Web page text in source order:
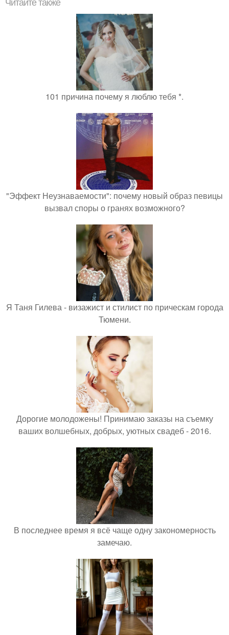
Читайте также
101 причина почему я люблю тебя *.
"Эффект Неузнаваемости": почему новый образ певицы
вызвал споры о гранях возможного?
Я Таня Гилева - визажист и стилист по прическам города
Тюмени.
Дорогие молодожены! Принимаю заказы на съемку
ваших волшебных, добрых, уютных свадеб - 2016.
В последнее время я всё чаще одну закономерность
замечаю.